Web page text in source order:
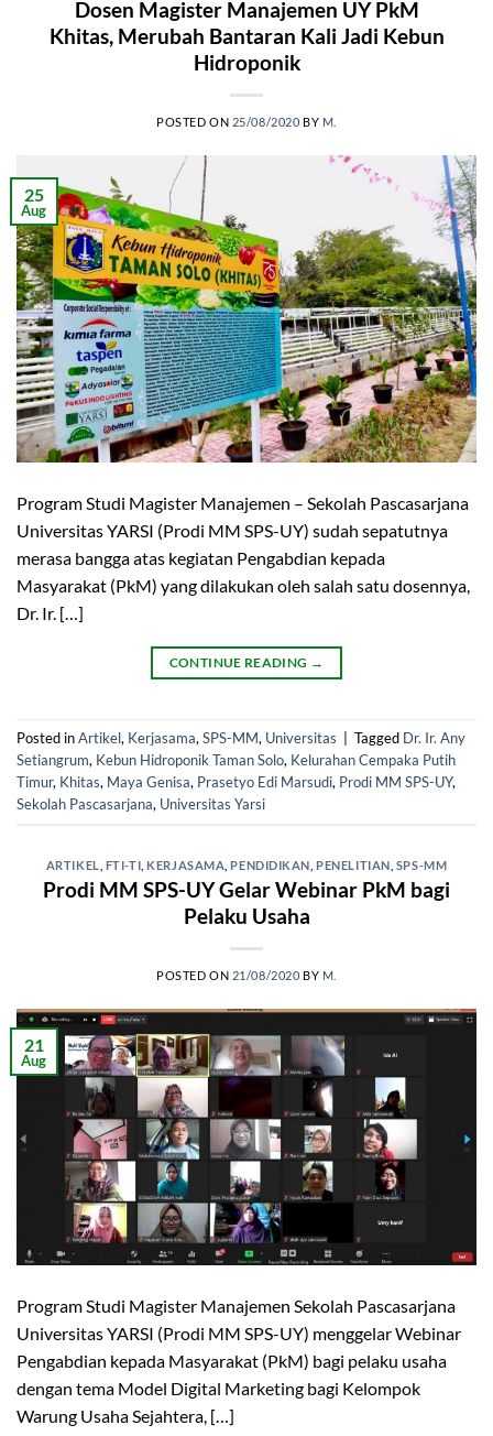
Dosen Magister Manajemen UY PkM
Khitas, Merubah Bantaran Kali Jadi Kebun
Hidroponik
POSTED ON 25/08/2020 BY M.
25
Aug
Program Studi Magister Manajemen – Sekolah Pascasarjana
Universitas YARSI (Prodi MM SPS-UY) sudah sepatutnya
merasa bangga atas kegiatan Pengabdian kepada
Masyarakat (PkM) yang dilakukan oleh salah satu dosennya,
Dr. Ir. […]
CONTINUE READING →
Posted inArtikel, Kerjasama,SPS-MM, Universitas Tagged Dr. Ir. Any
Setiangrum, Kebun Hidroponik Taman Solo, Kelurahan Cempaka Putih
Timur, Khitas, Maya Genisa, Prasetyo Edi Marsudi, Prodi MM SPS-UY,
Sekolah Pascasarjana, Universitas Yarsi
ARTIKEL FTI-TI KERJASAMA PENDIDIKAN PENELITIAN SPS-MM
Prodi MM SPS-UY Gelar Webinar PkM bagi
Pelaku Usaha
POSTED ON 21/08/2020 BY M.
21
Aug
Program Studi Magister Manajemen Sekolah Pascasarjana
Universitas YARSI (Prodi MM SPS-UY) menggelar Webinar
Pengabdian kepada Masyarakat (PkM) bagi pelaku usaha
dengan tema Model Digital Marketing bagi Kelompok
Warung Usaha Sejahtera, […]